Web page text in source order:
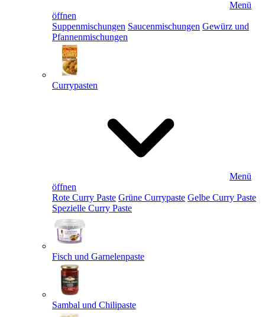
Menü
öffnen
Suppenmischungen Saucenmischungen Gewürz und
Pfannenmischungen
Currypasten
Menü
öffnen
Rote Curry Paste Grüne Currypaste Gelbe Curry Paste
Spezielle Curry Paste
Fisch und Garnelenpaste
Sambal und Chilipaste